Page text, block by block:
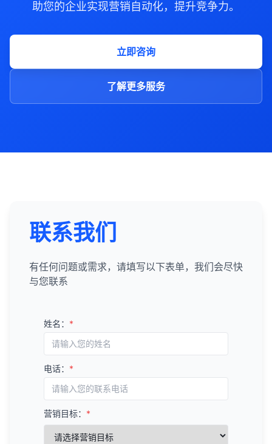
助您的企业实现营销自动化，提升竞争力。
立即咨询
了解更多服务
联系我们
有任何问题或需求，请填写以下表单，我们会尽快
与您联系
姓名： *
电话： *
营销目标： *